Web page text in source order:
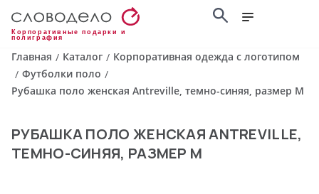
Корпоративные подарки и
полиграфия
Главная / Каталог / Корпоративная одежда с логотипом
/ Футболки поло /
Рубашка поло женская Antreville, темно-синяя, размер M
РУБАШКА ПОЛО ЖЕНСКАЯ ANTREVILLE,
ТЕМНО-СИНЯЯ, РАЗМЕР M